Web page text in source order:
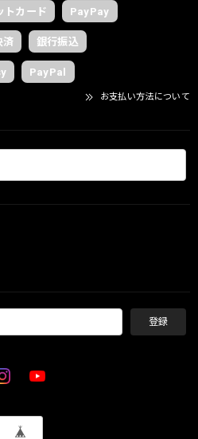
トカード PayPay
済 銀行振込
PayPal
お支払い方法について
登録